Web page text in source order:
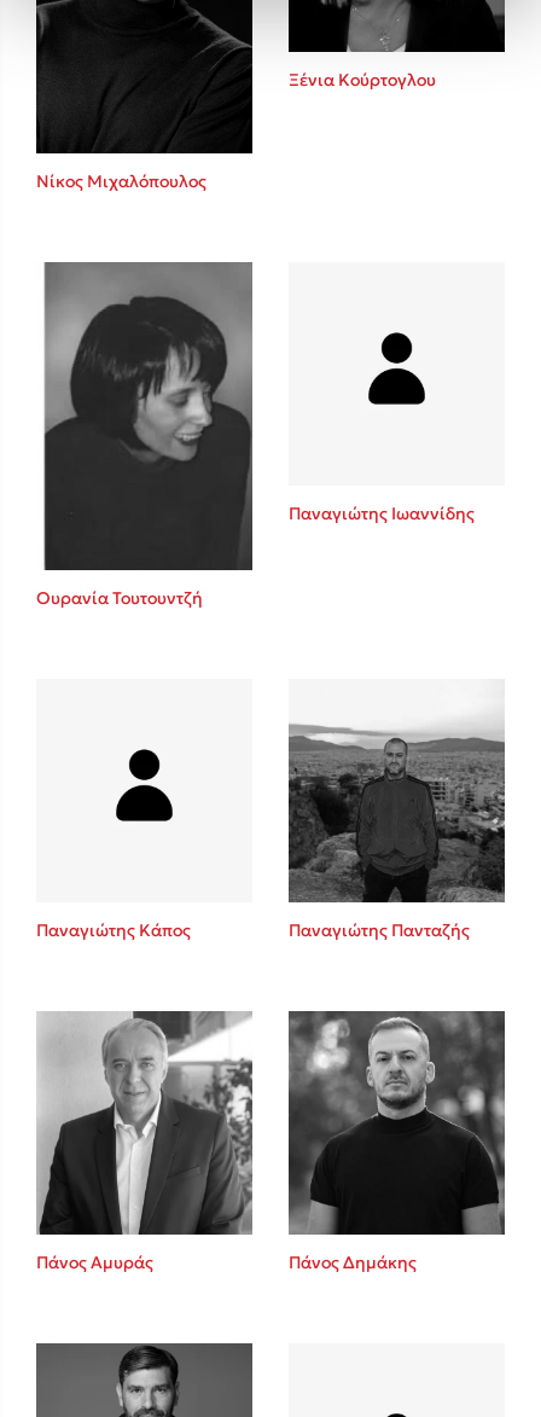
Νίκος Μιχαλόπουλος
Ξένια Κούρτογλου
Ουρανία Τουτουντζή
Παναγιώτης Ιωαννίδης
Παναγιώτης Κάπος Παναγιώτης Πανταζής
Πάνος Αμυράς Πάνος Δημάκης